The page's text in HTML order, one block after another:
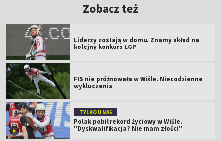
Zobacz też
Liderzy zostają w domu. Znamy skład na
kolejny konkurs LGP
FIS nie próżnowała w Wiśle. Niecodzienne
wykluczenia
TYLKO U NAS
Polak pobił rekord życiowy w Wiśle.
"Dyskwalifikacja? Nie mam złości"